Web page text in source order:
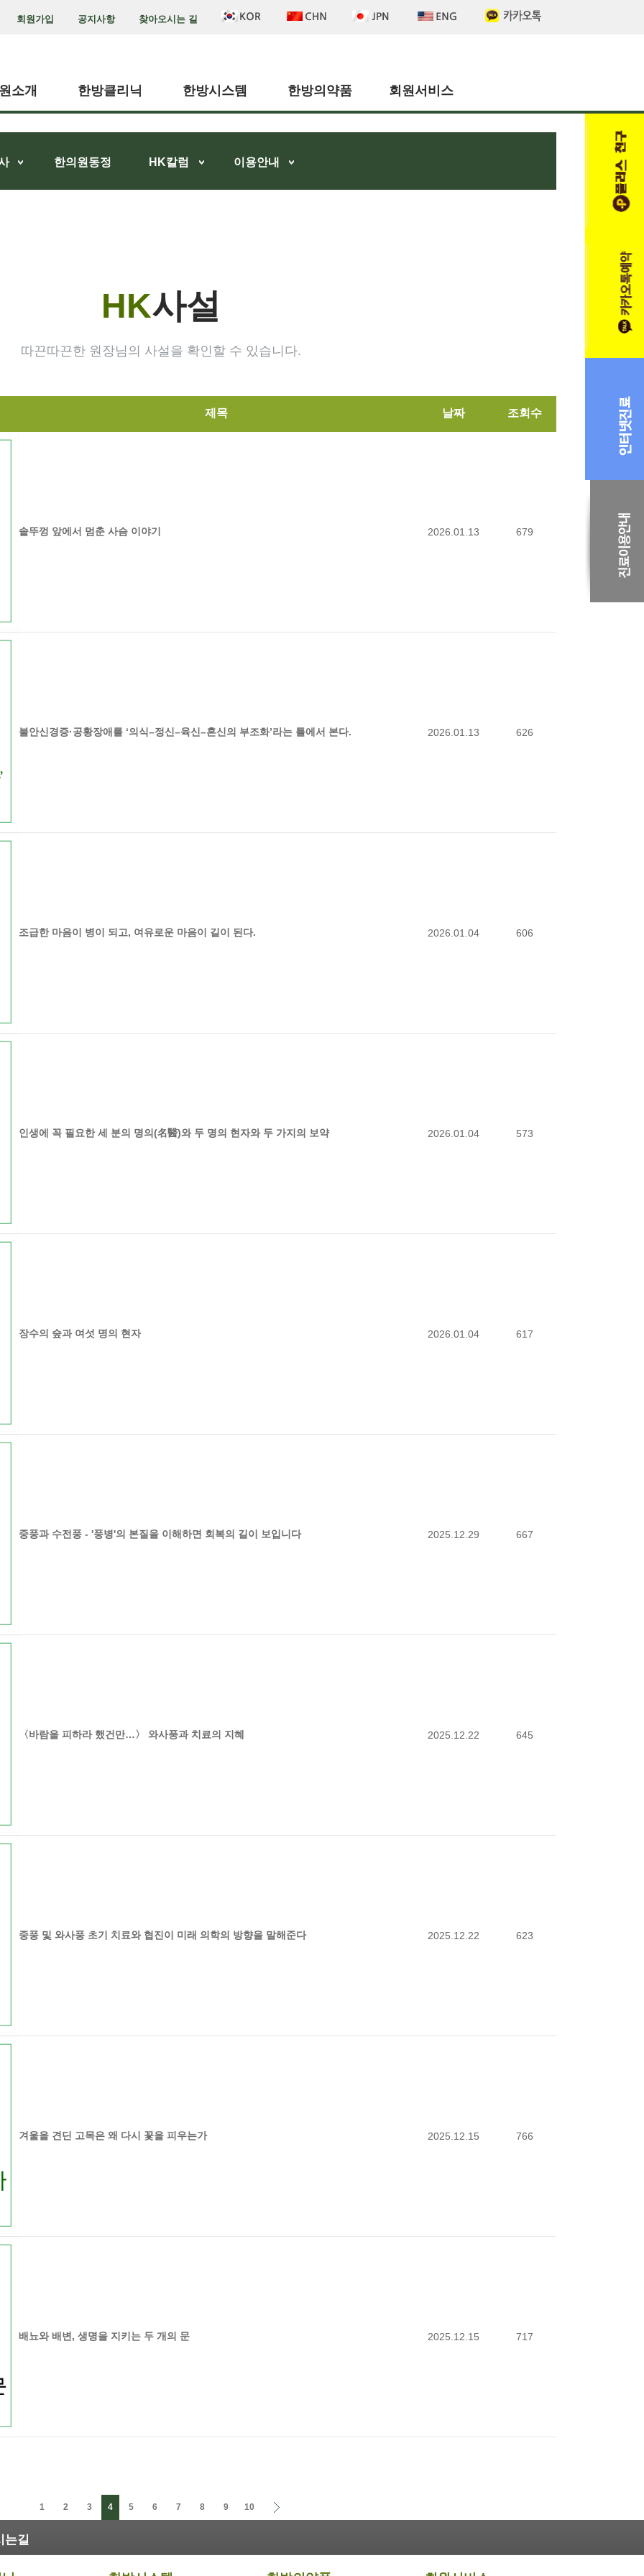
회원가입 공지사항 찾아오시는 길
소개 한방클리닉 한방시스템 한방의약품 회원서비스
한의원동정 HK칼럼 이용안내
HK사설
따끈따끈한 원장님의 사설을 확인할 수 있습니다.
제목 날짜 조회수
솥뚜껑 앞에서 멈춘 사슴 이야기 2026.01.13 679
불안신경증·공황장애를 ‘의식–정신–육신–혼신의 부조화’라는 틀에서 본다. 2026.01.13 626
조급한 마음이 병이 되고, 여유로운 마음이 길이 된다. 2026.01.04 606
인생에 꼭 필요한 세 분의 명의(名醫)와 두 명의 현자와 두 가지의 보약 2026.01.04 573
장수의 숲과 여섯 명의 현자 2026.01.04 617
중풍과 수전풍 - '풍병'의 본질을 이해하면 회복의 길이 보입니다 2025.12.29 667
〈바람을 피하라 했건만…〉 와사풍과 치료의 지혜 2025.12.22 645
중풍 및 와사풍 초기 치료와 협진이 미래 의학의 방향을 말해준다 2025.12.22 623
겨울을 견딘 고목은 왜 다시 꽃을 피우는가 2025.12.15 766
배뇨와 배변, 생명을 지키는 두 개의 문 2025.12.15 717
1 2 3 4 5 6 7 8 9 10
는길